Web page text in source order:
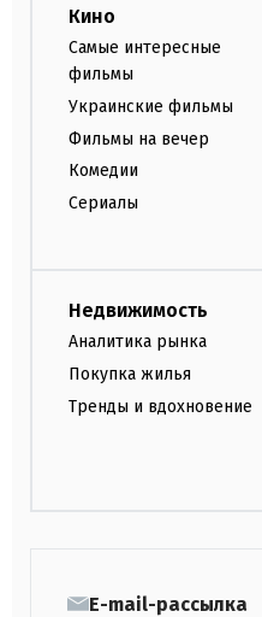
Кино
Самые интересные
фильмы
Украинские фильмы
Фильмы на вечер
Комедии
Сериалы
Недвижимость
Аналитика рынка
Покупка жилья
Тренды и вдохновение
E-mail-рассылка